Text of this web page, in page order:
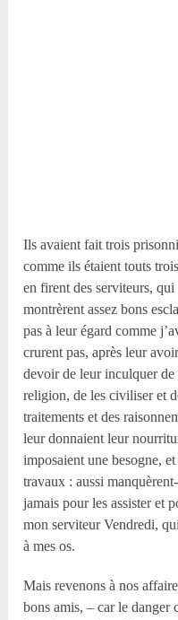
Ils avaient fait trois
comme ils étaient touts
en firent des serviteurs,
montrèrent assez bons
pas à leur égard comme
crurent pas, après leur
devoir de leur inculquer de
religion, de les civiliser et
traitements et des
leur donnaient leur
imposaient une besogne,
travaux : aussi
jamais pour les assister et
mon serviteur Vendredi,
à mes os.
Mais revenons à nos
bons amis, – car le danger